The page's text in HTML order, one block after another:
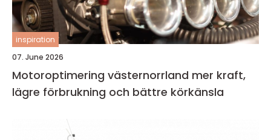
inspiration
07. June 2026
Motoroptimering västernorrland mer kraft,
lägre förbrukning och bättre körkänsla